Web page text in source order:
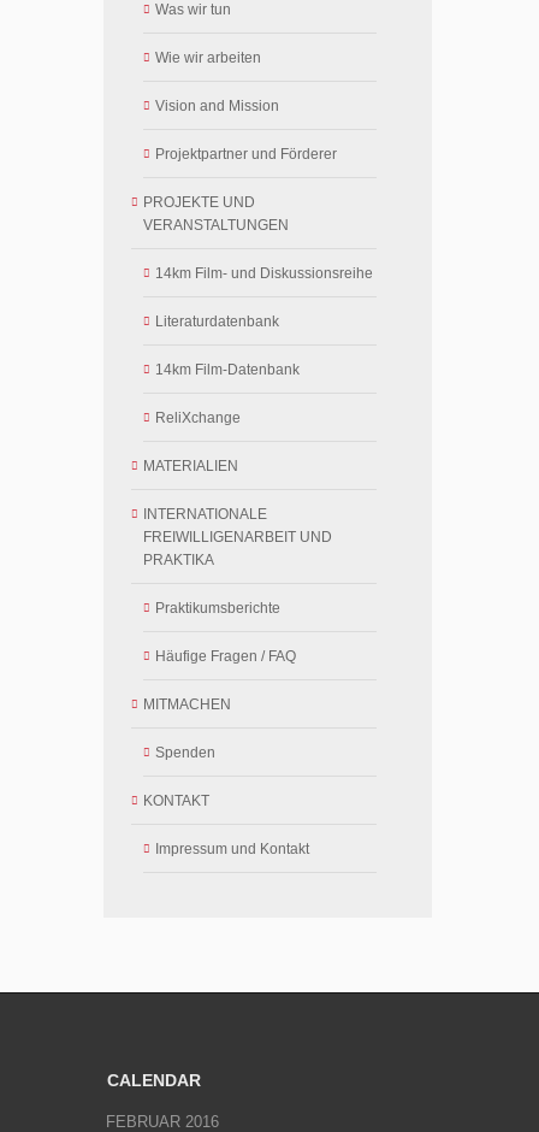
Was wir tun
Wie wir arbeiten
Vision and Mission
Projektpartner und Förderer
PROJEKTE UND
VERANSTALTUNGEN
14km Film- und Diskussionsreihe
Literaturdatenbank
14km Film-Datenbank
ReliXchange
MATERIALIEN
INTERNATIONALE
FREIWILLIGENARBEIT UND
PRAKTIKA
Praktikumsberichte
Häufige Fragen / FAQ
MITMACHEN
Spenden
KONTAKT
Impressum und Kontakt
CALENDAR
FEBRUAR 2016